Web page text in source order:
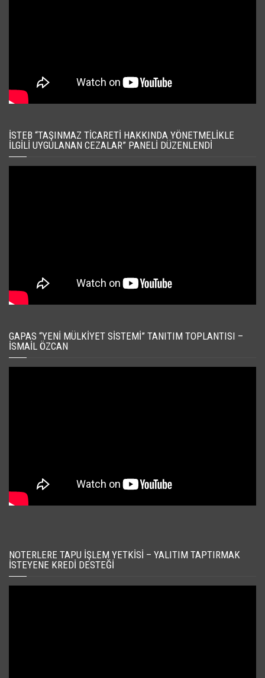
İSTEB “TAŞINMAZ TICARETI HAKKINDA YÖNETMELIKLE
İLGILI UYGULANAN CEZALAR” PANELI DÜZENLENDI
GAPAS “YENI MÜLKIYET SISTEMI” TANITIM TOPLANTISI –
İSMAIL ÖZCAN
NOTERLERE TAPU İŞLEM YETKISI – YALITIM TAPTIRMAK
İSTEYENE KREDI DESTEĞI